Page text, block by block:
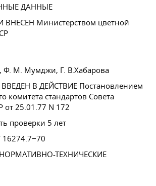
ДАННЫЕ
ВНЕСЕН Министерством цветной
Ф. М. Мумджи, Г. В.Хабарова
В ДЕЙСТВИЕ Постановлением
комитета стандартов Совета
от 25.01.77 N 172
проверки 5 лет
16274.7−70
ТЕХНИЧЕСКИЕ